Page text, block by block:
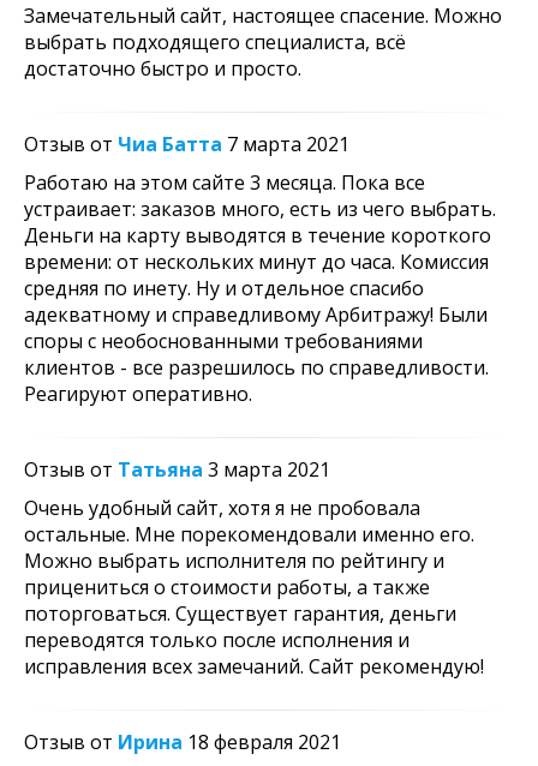
Замечательный сайт, настоящее спасение. Можно
выбрать подходящего специалиста, всё
достаточно быстро и просто.
Отзыв от Чиа Батта 7 марта 2021
Работаю на этом сайте 3 месяца. Пока все
устраивает: заказов много, есть из чего выбрать.
Деньги на карту выводятся в течение короткого
времени: от нескольких минут до часа. Комиссия
средняя по инету. Ну и отдельное спасибо
адекватному и справедливому Арбитражу! Были
споры с необоснованными требованиями
клиентов - все разрешилось по справедливости.
Реагируют оперативно.
Отзыв от Татьяна 3 марта 2021
Очень удобный сайт, хотя я не пробовала
остальные. Мне порекомендовали именно его.
Можно выбрать исполнителя по рейтингу и
прицениться о стоимости работы, а также
поторговаться. Существует гарантия, деньги
переводятся только после исполнения и
исправления всех замечаний. Сайт рекомендую!
Отзыв от Ирина 18 февраля 2021